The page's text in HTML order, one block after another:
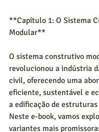
**Capítulo 1: O Sistema
Modular**
O sistema construtivo
revolucionou a indústria
civil, oferecendo uma
eficiente, sustentável e
a edificação de estruturas
Neste e-book, vamos
variantes mais